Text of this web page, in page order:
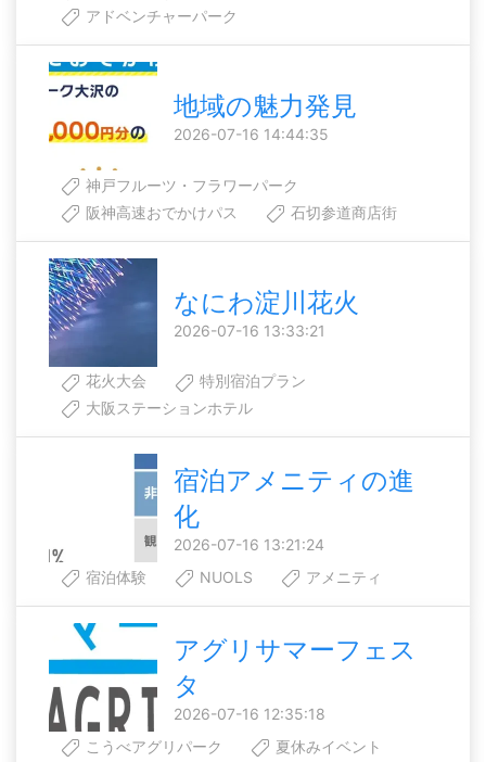
アドベンチャーパーク
地域の魅力発見
2026-07-16 14:44:35
神戸フルーツ・フラワーパーク
阪神高速おでかけパス
石切参道商店街
なにわ淀川花火
2026-07-16 13:33:21
花火大会
特別宿泊プラン
大阪ステーションホテル
宿泊アメニティの進
化
2026-07-16 13:21:24
宿泊体験
NUOLS アメニティ
アグリサマーフェス
タ
2026-07-16 12:35:18
こうべアグリパーク
夏休みイベント